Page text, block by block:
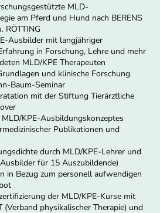
MLD-
am Pferd und Hund nach BERENS
RÖTTING
Ausbilder mit langjähriger
in Forschung, Lehre und mehr
MLD/KPE Therapeuten
und klinische Forschung
Baum-Seminar
mit der Stiftung Tierärztliche
KPE-Ausbildungskonzeptes
Publikationen und
durch MLD/KPE-Lehrer und
für 15 Auszubildende)
in Bezug zum personell aufwendigen
der MLD/KPE-Kurse mit
physikalischer Therapie) und